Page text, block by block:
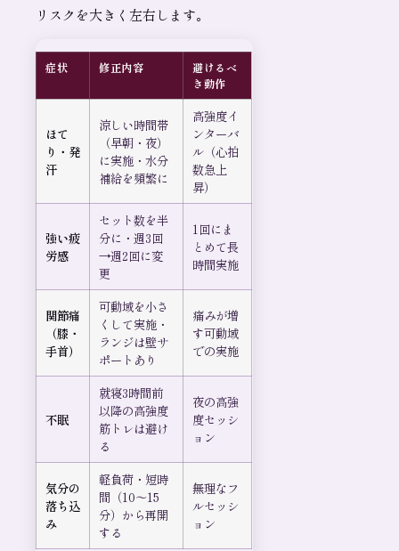
リスクを大きく左右します。
症状 修正内容
避けるべ
き動作
ほて
り・発
汗
涼しい時間帯
（早朝・夜）
に実施・水分
補給を頻繁に
高強度イ
ンターバ
ル（心拍
数急上
昇）
強い疲
労感
セット数を半
分に・週3回
→週2回に変
更
1回にま
とめて長
時間実施
関節痛
（膝・
手首）
可動域を小さ
くして実施・
ランジは壁サ
ポートあり
痛みが増
す可動域
での実施
不眠
就寝3時間前
以降の高強度
筋トレは避け
る
夜の高強
度セッシ
ョン
気分の
落ち込
み
軽負荷・短時
間（10〜15
分）から再開
する
無理なフ
ルセッシ
ョン